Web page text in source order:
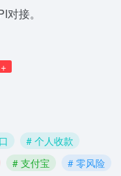
接。
# 个人收款
# 支付宝 # 零风险